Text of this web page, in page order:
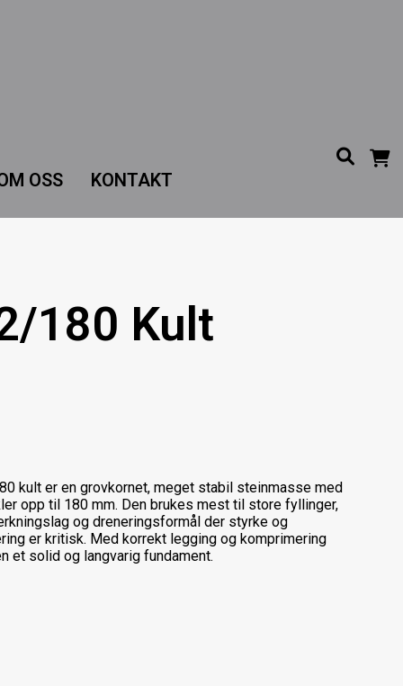
OSS KONTAKT
180 Kult
kult er en grovkornet, meget stabil steinmasse med
opp til 180 mm. Den brukes mest til store fyllinger,
og dreneringsformål der styrke og
er kritisk. Med korrekt legging og komprimering
et solid og langvarig fundament.